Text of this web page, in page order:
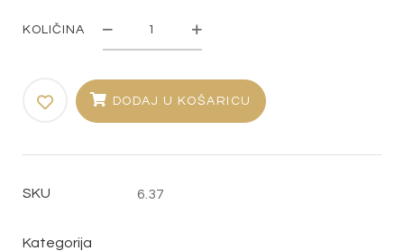
KOLIČINA
Ukras
DODAJ U KOŠARICU
SKU 6.37
Kategorija